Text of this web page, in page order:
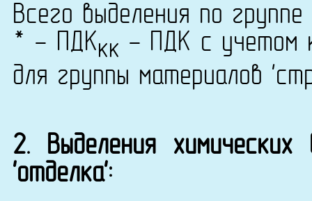
Всего выделения по
* - ПДКкк - ПДК с учетом
для группы материалов
2. Выделения
'отделка':